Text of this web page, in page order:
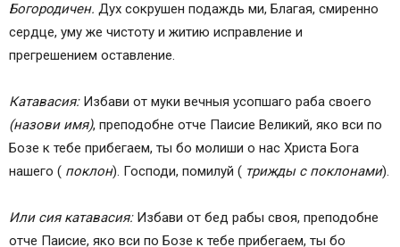
Богородичен. Дух сокрушен подаждь ми, Благая, смиренно
сердце, уму же чистоту и житию исправление и
прегрешением оставление.
Катавасия:Избави от муки вечныя усопшаго раба своего
(назови имя), преподобне отче Паисие Великий, яко вси по
Бозе к тебе прибегаем, ты бо молиши о нас Христа Бога
нашего ( поклон). Господи, помилуй ( трижды с поклонами).
Или сия катавасия:Избави от бед рабы своя, преподобне
отче Паисие, яко вси по Бозе к тебе прибегаем, ты бо